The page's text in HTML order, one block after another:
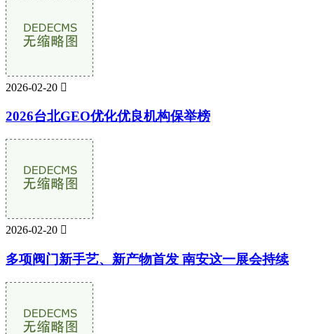
2026-02-20 
2026台北GEO优化优良机构保举榜
2026-02-20 
多项阀门新手艺、新产物首发 南安这一展会持续